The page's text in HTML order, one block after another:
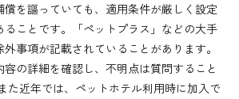
償を謳っていても、適用条件が厳しく設定
ることです。「ペットプラス」などの大手
事項が記載されていることがあります。
の詳細を確認し、不明点は質問すること
た近年では、ペットホテル利用時に加入で